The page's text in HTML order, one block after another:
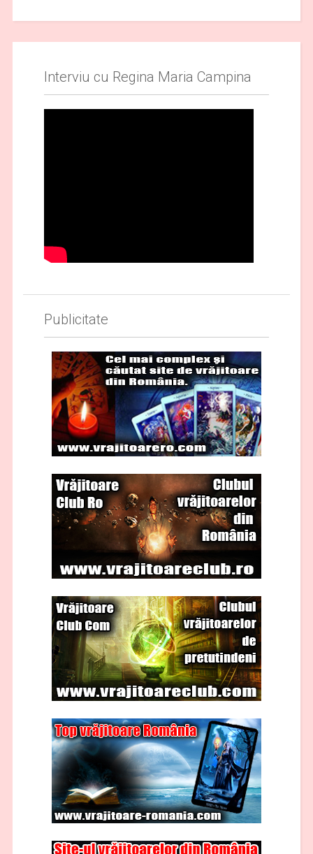
Interviu cu Regina Maria Campina
Publicitate